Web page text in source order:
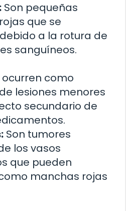
Son pequeñas
que se
a la rotura de
sanguíneos.
como
lesiones menores
secundario de
Son tumores
los vasos
que pueden
manchas rojas